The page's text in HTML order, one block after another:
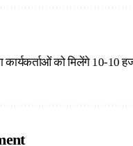
को मिलेंगे 10-10